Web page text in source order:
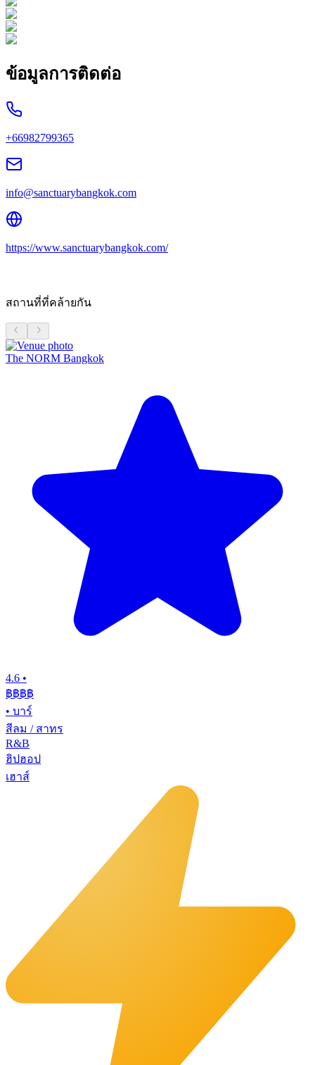
ข้อมูลการติดต่อ
+66982799365
info@sanctuarybangkok.com
https://www.sanctuarybangkok.com/
สถานที่ที่คล้ายกัน
The NORM Bangkok
4.6 •
฿฿฿฿
• บาร์
สีลม / สาทร
R&B
ฮิปฮอป
เฮาส์